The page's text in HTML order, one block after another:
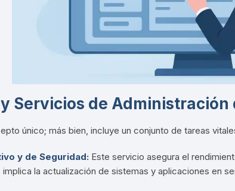
Servicios de Administración
único; más bien, incluye un conjunto de tareas
y de Seguridad: Este servicio asegura el
implica la actualización de sistemas y aplicaciones en